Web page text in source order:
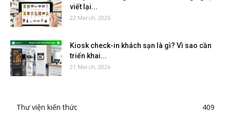
viết lại...
22 March, 2026
Kiosk check-in khách sạn là gì? Vì sao cần
triển khai...
21 March, 2026
Thư viện kiến thức
409